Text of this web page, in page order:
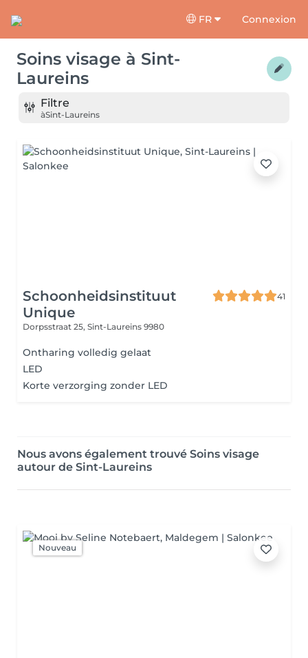
FR Connexion
Soins visage à Sint-
Laureins
Filtre
àSint-Laureins
Schoonheidsinstituut
Unique
41
Dorpsstraat 25, Sint-Laureins 9980
Ontharing volledig gelaat
LED
Korte verzorging zonder LED
Nous avons également trouvé Soins visage
autour de Sint-Laureins
Nouveau